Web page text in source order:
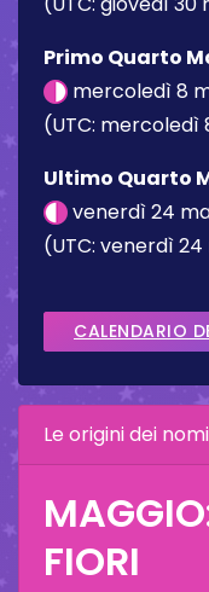
Primo Quarto
mercoledì 8
(UTC: mercoledì
Ultimo Quarto
venerdì 24
(UTC: venerdì 24
CALENDARIO
Le origini dei
FIORI